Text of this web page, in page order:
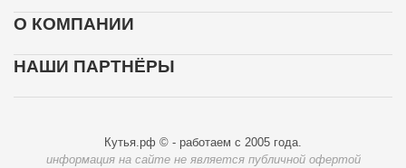
О КОМПАНИИ
НАШИ ПАРТНЁРЫ
Кутья.рф © - работаем с 2005 года.
информация на сайте не является публичной офертой